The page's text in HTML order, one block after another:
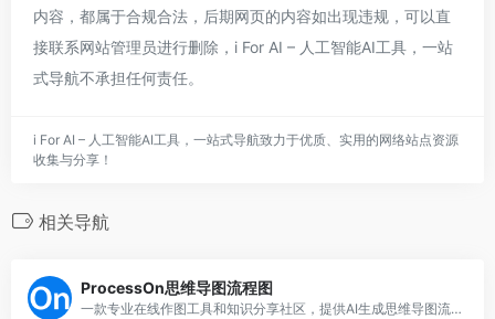
内容，都属于合规合法，后期网页的内容如出现违规，可以直
接联系网站管理员进行删除，i For AI – 人工智能AI工具，一站
式导航不承担任何责任。
i For AI – 人工智能AI工具，一站式导航致力于优质、实用的网络站点资源
收集与分享！
相关导航
ProcessOn思维导图流程图
一款专业在线作图工具和知识分享社区，提供AI生成思维导图流程图